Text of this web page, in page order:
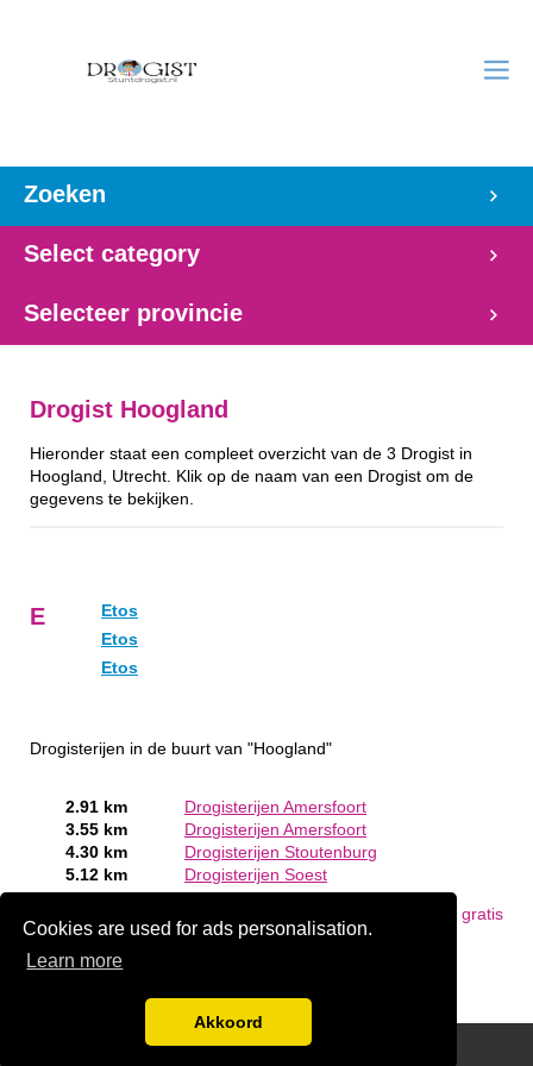
Cookies are used for ads personalisation.
Learn more
Akkoord
Zoeken
Select category
Selecteer provincie
Drogist Hoogland
Hieronder staat een compleet overzicht van de 3 Drogist in
Hoogland, Utrecht. Klik op de naam van een Drogist om de
gegevens te bekijken.
E
Etos
Etos
Etos
Drogisterijen in de buurt van "Hoogland"
2.91 km
Drogisterijen Amersfoort
3.55 km
Drogisterijen Amersfoort
4.30 km
Drogisterijen Stoutenburg
5.12 km
Drogisterijen Soest
Meld een bedrijf gratis
aan